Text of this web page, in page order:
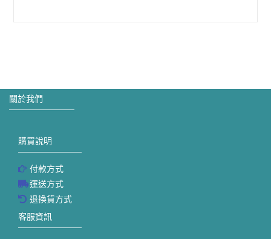
關於我們
購買說明
付款方式
運送方式
退換貨方式
客服資訊